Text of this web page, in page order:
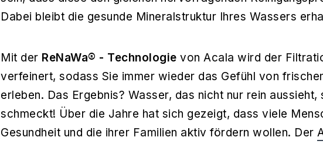
Dabei bleibt die gesunde Mineralstruktur Ihres Wassers
Mit der ReNaWa® - Technologie von Acala wird der
verfeinert, sodass Sie immer wieder das Gefühl von
erleben. Das Ergebnis? Wasser, das nicht nur rein aussieht,
schmeckt! Über die Jahre hat sich gezeigt, dass viele
Gesundheit und die ihrer Familien aktiv fördern wollen. Der